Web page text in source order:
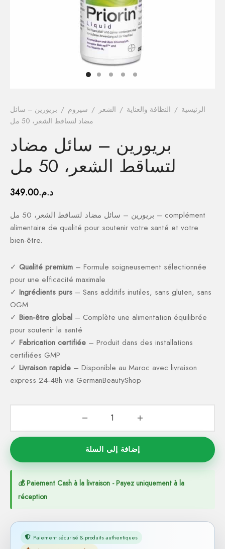
الرئيسية / النظافة والعناية / الشعر / سيروم / بريورين – سائل
مضاد لتساقط الشعر، 50 مل
بريورين – سائل مضاد
لتساقط الشعر، 50 مل
د.م.349.00
بريورين – سائل مضاد لتساقط الشعر، 50 مل – complément
alimentaire de qualité pour soutenir votre santé et votre
bien-être.
✓ Qualité premium – Formule soigneusement sélectionnée
pour une efficacité maximale
✓ Ingrédients purs – Sans additifs inutiles, sans gluten, sans
OGM
✓ Bien-être global – Complète une alimentation équilibrée
pour soutenir la santé
✓ Fabrication certifiée – Produit dans des installations
certifiées GMP
✓ Livraison rapide – Disponible au Maroc avec livraison
express 24-48h via GermanBeautyShop
إضافة إلى السلة
💰 Paiement Cash à la livraison - Payez uniquement à la
réception
Paiement sécurisé & produits authentiques